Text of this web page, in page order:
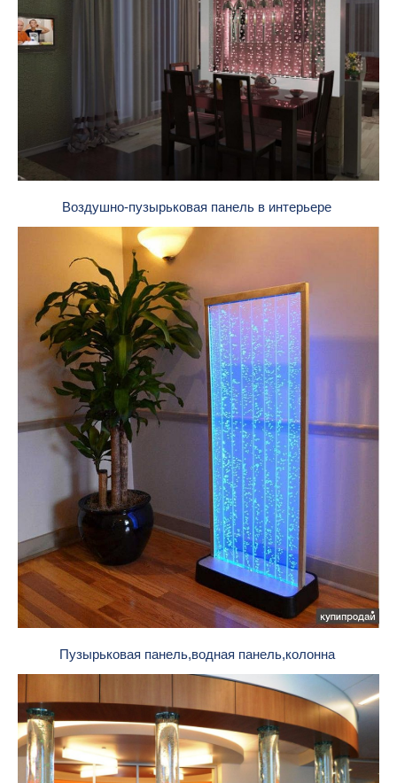
Воздушно-пузырьковая панель в интерьере
Пузырьковая панель,водная панель,колонна